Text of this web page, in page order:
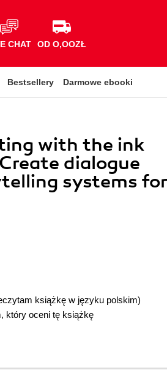
CHAT OD O,OOZŁ
Bestsellery Darmowe ebooki
with the ink
dialogue
systems for
książkę w języku polskim)
który oceni tę książkę